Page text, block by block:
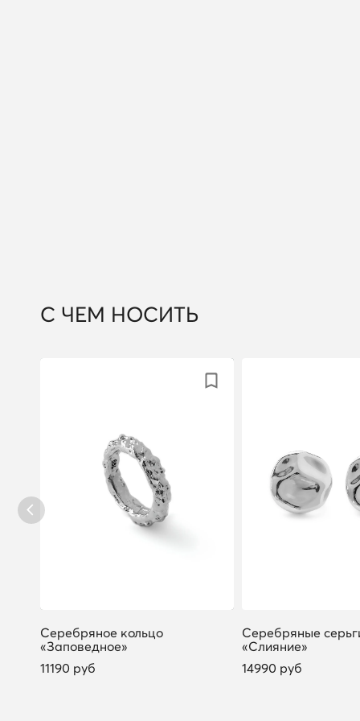
С ЧЕМ НОСИТЬ
Серебряное кольцо
«Заповедное»
11190 руб
Серебряные
«Слияние»
14990 руб